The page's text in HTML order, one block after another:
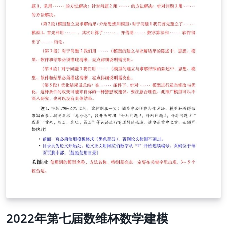
2022年第七届数维杯数学建模